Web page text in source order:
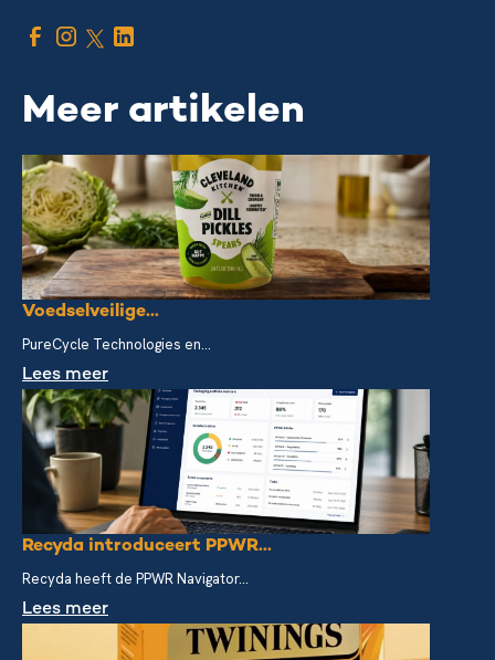
Meer artikelen
Voedselveilige...
PureCycle Technologies en...
Lees meer
Recyda introduceert PPWR...
Recyda heeft de PPWR Navigator...
Lees meer